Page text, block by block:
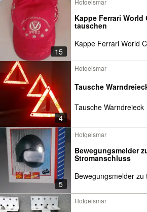
15
Hofgeismar
Kappe Ferrari World
tauschen
Kappe Ferrari World
4
Hofgeismar
Tausche
Tausche Warndreieck
5
Hofgeismar
Bewegungsmelder
Stromanschluss
Bewegungsmelder zu
Hofgeismar